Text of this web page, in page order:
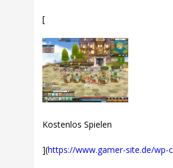
[
Kostenlos Spielen
](https://www.gamer-site.de/